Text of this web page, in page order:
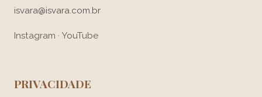
isvara@isvara.com.br
Instagram · YouTube
PRIVACIDADE